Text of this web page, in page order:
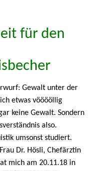
für den
Gewalt unter der
etwas vööööllig
keine Gewalt. Sondern
also.
umsonst studiert.
Dr. Hösli, Chefärztin
mich am 20.11.18 in